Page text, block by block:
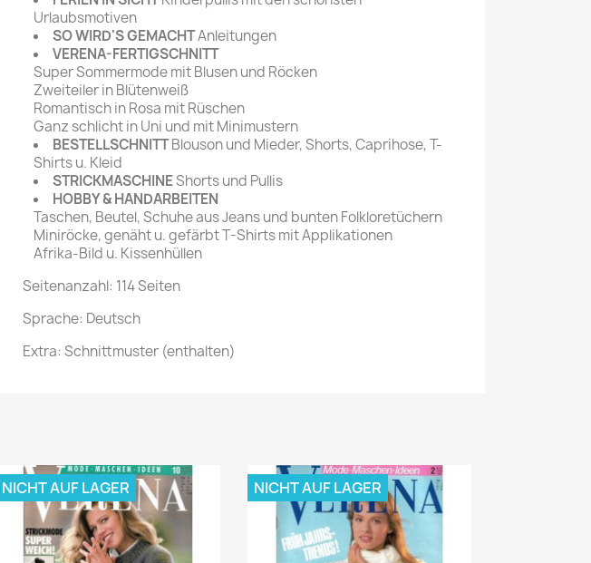
Urlaubsmotiven
SO WIRD'S GEMACHTAnleitungen
VERENA-FERTIGSCHNITT
Super Sommermode mit Blusen und Röcken
Zweiteiler in Blütenweiß
Romantisch in Rosa mit Rüschen
Ganz schlicht in Uni und mit Minimustern
BESTELLSCHNITTBlouson und Mieder, Shorts, Caprihose, T-
Shirts u. Kleid
STRICKMASCHINEShorts und Pullis
HOBBY & HANDARBEITEN
Taschen, Beutel, Schuhe aus Jeans und bunten Folkloretüchern
Miniröcke, genäht u. gefärbt T-Shirts mit Applikationen
Afrika-Bild u. Kissenhüllen
Seitenanzahl: 114 Seiten
Sprache: Deutsch
Extra: Schnittmuster (enthalten)
NICHT AUF LAGER NICHT AUF LAGER